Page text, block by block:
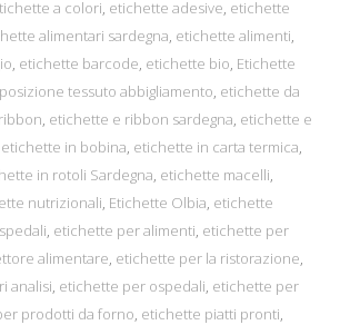
a colori, etichette adesive, etichette
alimentari sardegna, etichette alimenti,
, etichette barcode, etichette bio, Etichette
tessuto abbigliamento, etichette da
, etichette e ribbon sardegna, etichette e
etichette in bobina, etichette in carta termica,
in rotoli Sardegna, etichette macelli,
nutrizionali, Etichette Olbia, etichette
, etichette per alimenti, etichette per
alimentare, etichette per la ristorazione,
analisi, etichette per ospedali, etichette per
prodotti da forno, etichette piatti pronti,